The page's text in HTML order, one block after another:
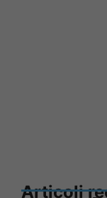
Articoli